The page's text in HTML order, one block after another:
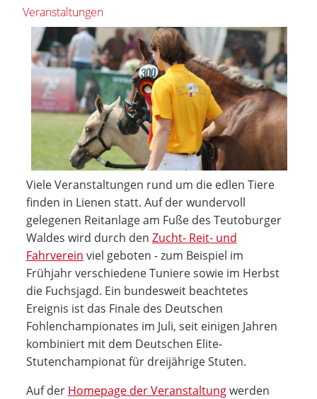
Veranstaltungen
Viele Veranstaltungen rund um die edlen Tiere
finden in Lienen statt. Auf der wundervoll
gelegenen Reitanlage am Fuße des Teutoburger
Waldes wird durch den Zucht- Reit- und
Fahrverein viel geboten - zum Beispiel im
Frühjahr verschiedene Tuniere sowie im Herbst
die Fuchsjagd. Ein bundesweit beachtetes
Ereignis ist das Finale des Deutschen
Fohlenchampionates im Juli, seit einigen Jahren
kombiniert mit dem Deutschen Elite-
Stutenchampionat für dreijährige Stuten.
Auf der Homepage der Veranstaltungwerden